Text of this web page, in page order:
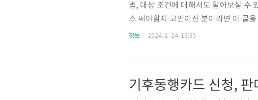
법, 대상 조건에 대해서도 알아보실 수
스 써야할지 고민이신 분이라면 이 글
더경기패스 신청, 신청 링크 하나로 해
이용 시, 카드 종류에 따라 청구할..
정보 2024. 1. 24. 16:35